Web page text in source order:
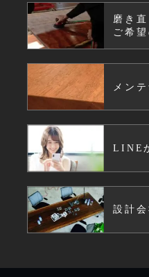
磨き
ご希
メン
LINE
設計